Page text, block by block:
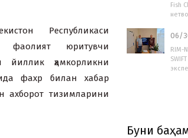
Республикаси
фаолият юритувчи
йиллик ҳамкорликни
фаxр билан xабар
аxборот тизимларини
Fish
06/
RIM-
Буни